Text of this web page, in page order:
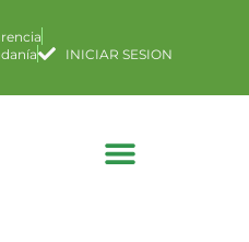
INICIAR SESION